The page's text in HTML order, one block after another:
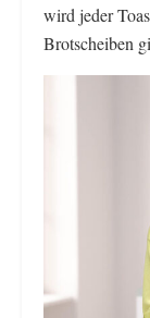
wird jeder
Brotscheiben